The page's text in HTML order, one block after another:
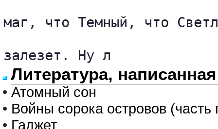
маг, что Темный, что
залезет. Ну л
Литература,
• Атомный сон
• Войны сорока островов
• Гаджет